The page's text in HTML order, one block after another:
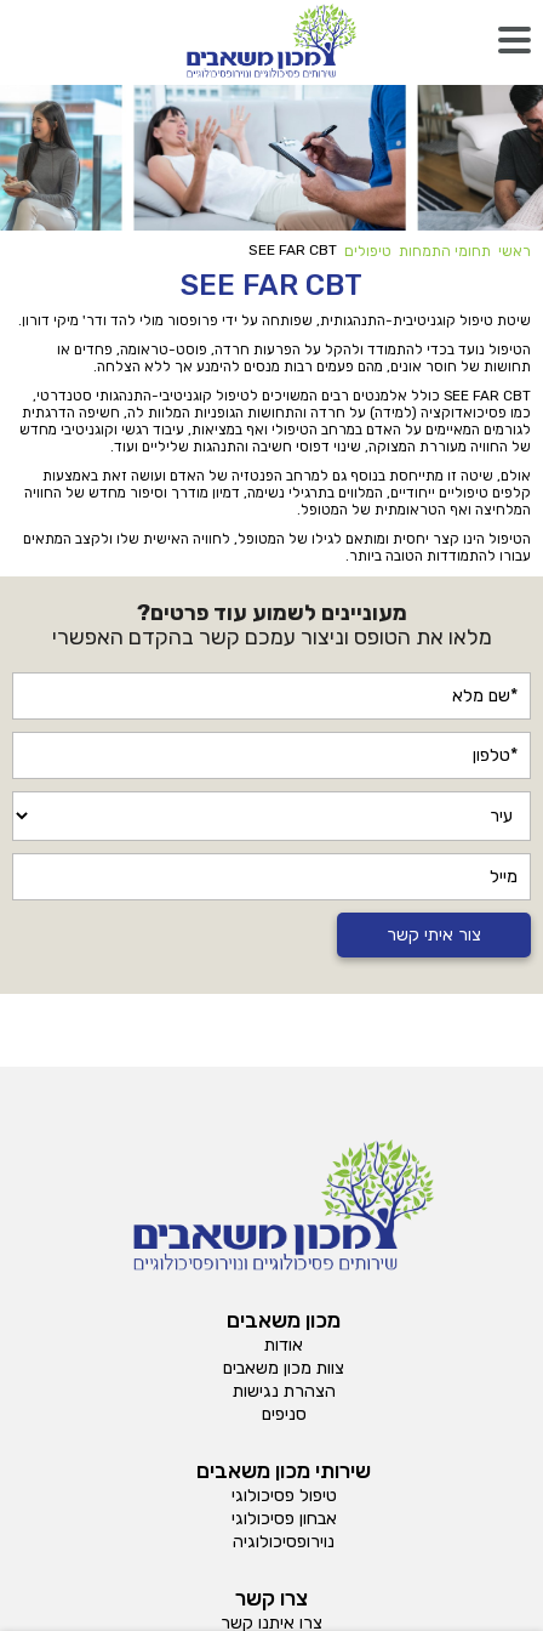
ראשי תחומי התמחות טיפולים
SEE FAR CBT
שיטת טיפול קוגניטיבית-התנהגותית, שפותחה על ידי פרופסור מולי להד ודר' מיקי דורון.
הטיפול נועד בכדי להתמודד ולהקל על הפרעות חרדה, פוסט-טראומה, פחדים או
תחושות של חוסר אונים, מהם פעמים רבות מנסים להימנע אך ללא הצלחה.
SEE FAR CBT כולל אלמנטים רבים המשויכים לטיפול קוגניטיבי-התנהגותי סטנדרטי,
כמו פסיכואדוקציה (למידה) על חרדה והתחושות הגופניות המלוות לה, חשיפה הדרגתית
לגורמים המאיימים על האדם במרחב הטיפולי ואף במציאות, עיבוד רגשי וקוגניטיבי מחדש
של החוויה מעוררת המצוקה, שינוי דפוסי חשיבה והתנהגות שליליים ועוד.
אולם, שיטה זו מתייחסת בנוסף גם למרחב הפנטזיה של האדם ועושה זאת באמצעות
קלפים טיפוליים ייחודיים, המלווים בתרגילי נשימה, דמיון מודרך וסיפור מחדש של החוויה
המלחיצה ואף הטראומתית של המטופל.
הטיפול הינו קצר יחסית ומותאם לגילו של המטופל, לחוויה האישית שלו ולקצב המתאים
עבורו להתמודדות הטובה ביותר.
מעוניינים לשמוע עוד פרטים?
מלאו את הטופס וניצור עמכם קשר בהקדם האפשרי
צור איתי קשר
מכון משאבים
אודות
צוות מכון משאבים
הצהרת נגישות
סניפים
שירותי מכון משאבים
טיפול פסיכולוגי
אבחון פסיכולוגי
נוירופסיכולוגיה
צרו קשר
צרו איתנו קשר